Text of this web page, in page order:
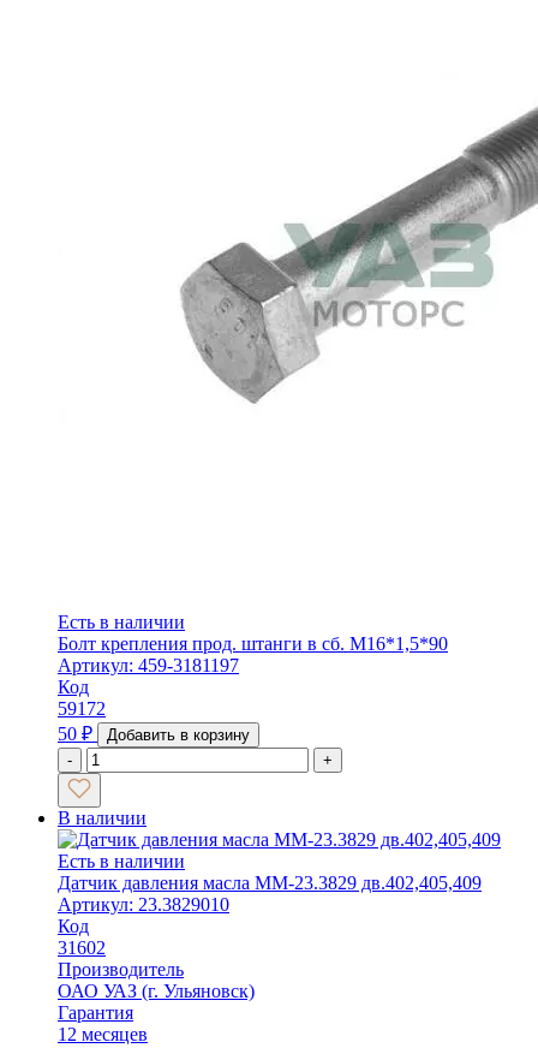
Есть в наличии
Болт крепления прод. штанги в сб. М16*1,5*90
Артикул: 459-3181197
Код
59172
50 ₽
Добавить в корзину
-
+
В наличии
Есть в наличии
Датчик давления масла ММ-23.3829 дв.402,405,409
Артикул: 23.3829010
Код
31602
Производитель
ОАО УАЗ (г. Ульяновск)
Гарантия
12 месяцев